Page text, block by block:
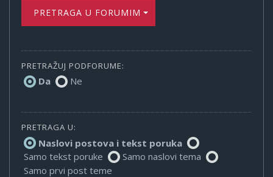
PRETRAGA U FORUMIMA
PRETRAŽUJ PODFORUME:
Da Ne
PRETRAGA U:
Naslovi postova i tekst poruka
Samo tekst poruke
Samo naslovi tema
Samo prvi post teme